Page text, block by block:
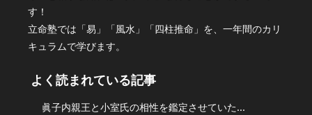
す！
立命塾では「易」「風水」「四柱推命」を、一年間のカリ
キュラムで学びます。
よく読まれている記事
眞子内親王と小室氏の相性を鑑定させていた...